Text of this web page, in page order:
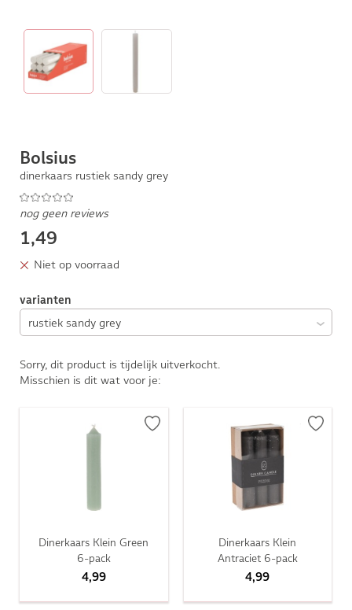
Bolsius
dinerkaars rustiek sandy grey
nog geen reviews
1,49
Niet op voorraad
varianten
Sorry, dit product is tijdelijk uitverkocht.
Misschien is dit wat voor je:
Dinerkaars Klein Green
6-pack
4,99
Dinerkaars Klein
Antraciet 6-pack
4,99